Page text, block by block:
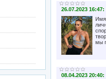
26.07.2023 16:47:
мы
08.04.2023 20:40: